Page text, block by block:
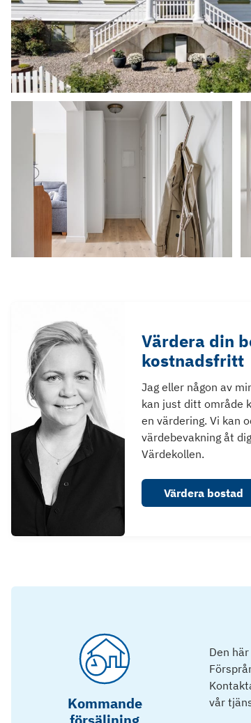
Värdera din
kostnadsfritt
Jag eller någon av
kan just ditt område
en värdering. Vi kan
värdebevakning åt
Värdekollen.
Värdera bostad
Kommande
Den
vår